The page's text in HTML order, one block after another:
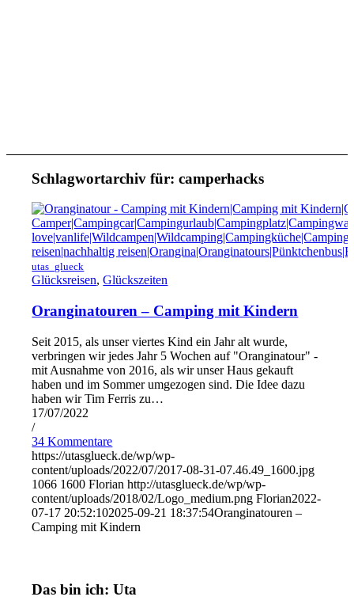
Schlagwortarchiv für:camperhacks
utas_glueck
Glücksreisen,Glückszeiten
Oranginatouren – Camping mit Kindern
Seit 2015, als unser viertes Kind ein Jahr alt wurde,
verbringen wir jedes Jahr 5 Wochen auf "Oranginatour" -
mit Ausnahme von 2016, als wir unser Haus gekauft
haben und im Sommer umgezogen sind. Die Idee dazu
haben wir Tim Ferris zu…
17/07/2022
/
34 Kommentare
https://utasglueck.de/wp/wp-
content/uploads/2022/07/2017-08-31-07.46.49_1600.jpg
1066 1600 Florian http://utasglueck.de/wp/wp-
content/uploads/2018/02/Logo_medium.png Florian2022-
07-17 20:52:102025-09-21 18:37:54Oranginatouren –
Camping mit Kindern
Das bin ich: Uta